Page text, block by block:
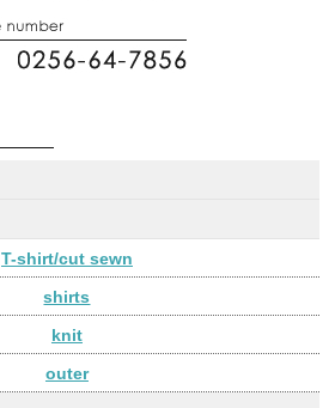
T-shirt/cut sewn
shirts
knit
outer